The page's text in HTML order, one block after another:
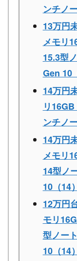
ンチノ
13万円
メモリ
15.3型
Gen 10
14万円
リ
ンチノ
14万円
メモリ
14型ノ
10（14
12万円
モリ
型ノー
10（14